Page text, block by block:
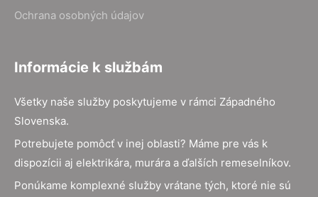
Ochrana osobných údajov
Informácie k službám
Všetky naše služby poskytujeme v rámci Západného
Slovenska.
Potrebujete pomôcť v inej oblasti? Máme pre vás k
dispozícii aj elektrikára, murára a ďalších remeselníkov.
Ponúkame komplexné služby vrátane tých, ktoré nie sú